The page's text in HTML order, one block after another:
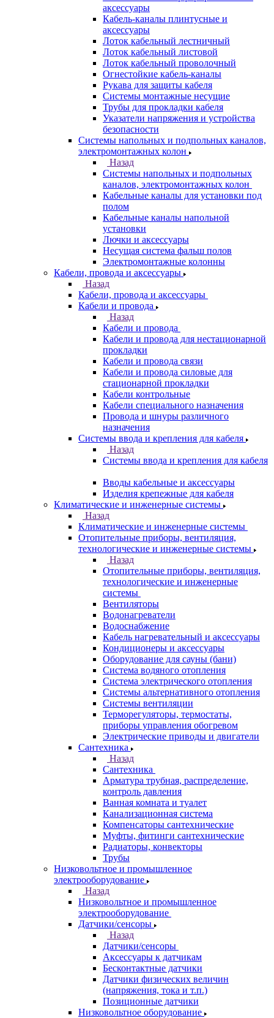
аксессуары
Кабель-каналы плинтусные и
аксессуары
Лоток кабельный лестничный
Лоток кабельный листовой
Лоток кабельный проволочный
Огнестойкие кабель-каналы
Рукава для защиты кабеля
Системы монтажные несущие
Трубы для прокладки кабеля
Указатели напряжения и устройства
безопасности
Системы напольных и подпольных каналов,
электромонтажных колон
Назад
Системы напольных и подпольных
каналов, электромонтажных колон
Кабельные каналы для установки под
полом
Кабельные каналы напольной
установки
Лючки и аксессуары
Несущая система фальш полов
Электромонтажные колонны
Кабели, провода и аксессуары
Назад
Кабели, провода и аксессуары
Кабели и провода
Назад
Кабели и провода
Кабели и провода для нестационарной
прокладки
Кабели и провода связи
Кабели и провода силовые для
стационарной прокладки
Кабели контрольные
Кабели специального назначения
Провода и шнуры различного
назначения
Системы ввода и крепления для кабеля
Назад
Системы ввода и крепления для кабеля
Вводы кабельные и аксессуары
Изделия крепежные для кабеля
Климатические и инженерные системы
Назад
Климатические и инженерные системы
Отопительные приборы, вентиляция,
технологические и инженерные системы
Назад
Отопительные приборы, вентиляция,
технологические и инженерные
системы
Вентиляторы
Водонагреватели
Водоснабжение
Кабель нагревательный и аксессуары
Кондиционеры и аксессуары
Оборудование для сауны (бани)
Система водяного отопления
Система электрического отопления
Системы альтернативного отопления
Системы вентиляции
Терморегуляторы, термостаты,
приборы управления обогревом
Электрические приводы и двигатели
Сантехника
Назад
Сантехника
Арматура трубная, распределение,
контроль давления
Ванная комната и туалет
Канализационная система
Компенсаторы сантехнические
Муфты, фитинги сантехнические
Радиаторы, конвекторы
Трубы
Низковольтное и промышленное
электрооборудование
Назад
Низковольтное и промышленное
электрооборудование
Датчики/сенсоры
Назад
Датчики/сенсоры
Аксессуары к датчикам
Бесконтактные датчики
Датчики физических величин
(напряжения, тока и т.п.)
Позиционные датчики
Низковольтное оборудование